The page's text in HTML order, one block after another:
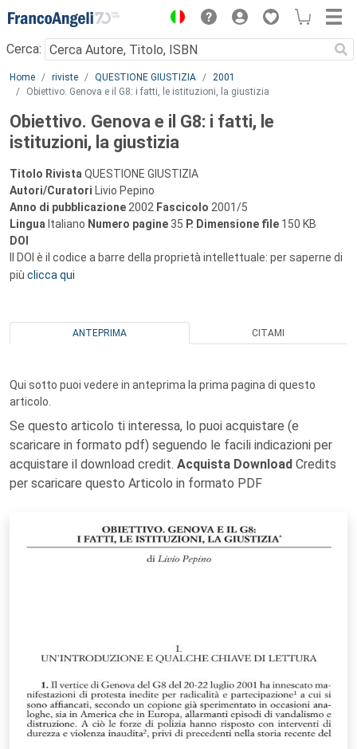
Menu
Cerca:
Main content
Home riviste QUESTIONE GIUSTIZIA
2001
Obiettivo. Genova e il G8: i fatti, le istituzioni, la giustizia
Obiettivo. Genova e il G8: i fatti, le
istituzioni, la giustizia
Titolo Rivista QUESTIONE GIUSTIZIA
Autori/Curatori Livio Pepino
Anno di pubblicazione 2002 Fascicolo 2001/5
Lingua Italiano Numero pagine 35 P. Dimensione file 150 KB
DOI
Il DOI è il codice a barre della proprietà intellettuale: per saperne di
più clicca qui
ANTEPRIMA CITAMI
Qui sotto puoi vedere in anteprima la prima pagina di questo
articolo.
Se questo articolo ti interessa, lo puoi acquistare (e
scaricare in formato pdf) seguendo le facili indicazioni per
acquistare il download credit. Acquista Download Credits
per scaricare questo Articolo in formato PDF